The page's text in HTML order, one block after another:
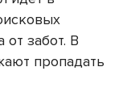
забот. В
пропадать